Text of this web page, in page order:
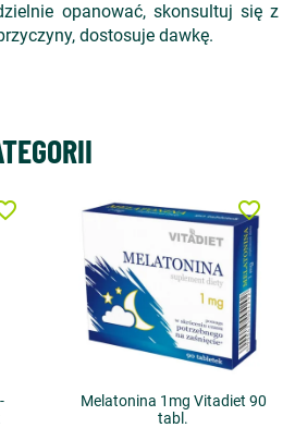
opanować, skonsultuj się z
dostosuje dawkę.
Melatonina 1mg Vitadiet 90
tabl.
favorite_border